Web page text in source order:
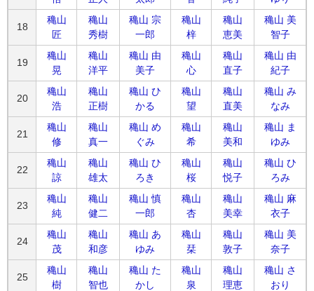
18
穐山
匠
穐山
秀樹
穐山 宗
一郎
穐山
梓
穐山
恵美
穐山 美
智子
19
穐山
晃
穐山
洋平
穐山 由
美子
穐山
心
穐山
直子
穐山 由
紀子
20
穐山
浩
穐山
正樹
穐山 ひ
かる
穐山
望
穐山
直美
穐山 み
なみ
21
穐山
修
穐山
真一
穐山 め
ぐみ
穐山
希
穐山
美和
穐山 ま
ゆみ
22
穐山
諒
穐山
雄太
穐山 ひ
ろき
穐山
桜
穐山
悦子
穐山 ひ
ろみ
23
穐山
純
穐山
健二
穐山 慎
一郎
穐山
杏
穐山
美幸
穐山 麻
衣子
24
穐山
茂
穐山
和彦
穐山 あ
ゆみ
穐山
栞
穐山
敦子
穐山 美
奈子
25
穐山
樹
穐山
智也
穐山 た
かし
穐山
泉
穐山
理恵
穐山 さ
おり